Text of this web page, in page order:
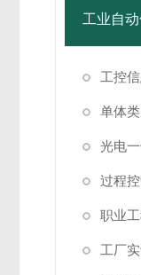
工业自
单体
光电
过程
职业
工厂